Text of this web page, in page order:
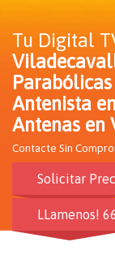
Tu Digital
Antenista
Antenas en
Contacte Sin
Solicitar
LLamenos!